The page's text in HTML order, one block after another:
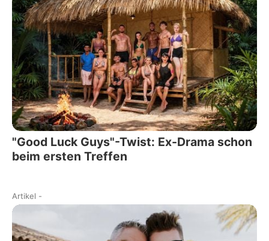
"Good Luck Guys"-Twist: Ex-Drama schon
beim ersten Treffen
Artikel -